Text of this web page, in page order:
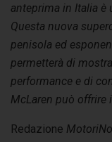
anteprima in Italia è
Questa nuova
penisola ed
permetterà di
performance e di
McLaren può offrire
Redazione